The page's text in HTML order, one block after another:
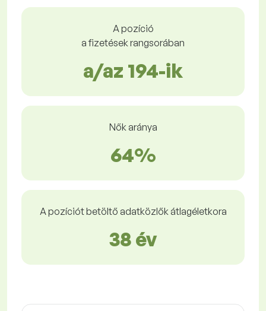
A pozíció
a fizetések rangsorában
a/az 194-ik
Nők aránya
64%
A pozíciót betöltő adatközlők átlagéletkora
38 év